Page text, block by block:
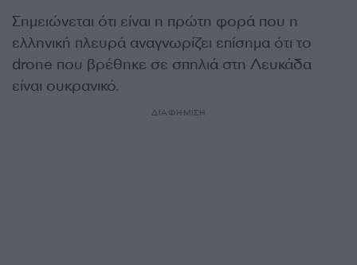
Σημειώνεται ότι είναι η πρώτη φορά που η
ελληνική πλευρά αναγνωρίζει επίσημα ότι το
drone που βρέθηκε σε σπηλιά στη Λευκάδα
είναι ουκρανικό.
ΔΙΑΦΗΜΙΣΗ